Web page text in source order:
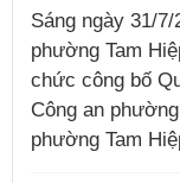
Sáng ngày 31/
phường Tam
chức công bố
Công an
phường Tam